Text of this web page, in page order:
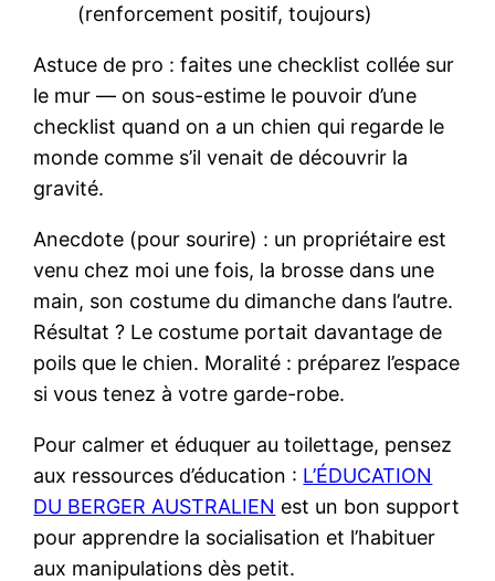
(renforcement positif, toujours)
Astuce de pro : faites une checklist collée sur
le mur — on sous-estime le pouvoir d’une
checklist quand on a un chien qui regarde le
monde comme s’il venait de découvrir la
gravité.
Anecdote (pour sourire) : un propriétaire est
venu chez moi une fois, la brosse dans une
main, son costume du dimanche dans l’autre.
Résultat ? Le costume portait davantage de
poils que le chien. Moralité : préparez l’espace
si vous tenez à votre garde-robe.
Pour calmer et éduquer au toilettage, pensez
aux ressources d’éducation : L’ÉDUCATION
DU BERGER AUSTRALIEN est un bon support
pour apprendre la socialisation et l’habituer
aux manipulations dès petit.